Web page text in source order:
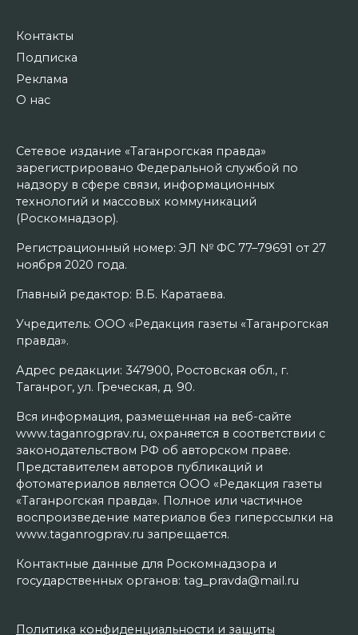
Контакты
Подписка
Реклама
О нас
Сетевое издание «Таганрогская правда»
зарегистрировано Федеральной службой по
надзору в сфере связи, информационных
технологий и массовых коммуникаций
(Роскомнадзор).
Регистрационный номер: ЭЛ № ФС 77–79691 от 27
ноября 2020 года.
Главный редактор: В.Б. Каратаева.
Учредитель: ООО «Редакция газеты «Таганрогская
правда».
Адрес редакции: 347900, Ростовская обл., г.
Таганрог, ул. Греческая, д. 90.
Вся информация, размещенная на веб-сайте
www.taganrogprav.ru, охраняется в соответствии с
законодательством РФ об авторском праве.
Представителем авторов публикаций и
фотоматериалов является ООО «Редакция газеты
«Таганрогская правда». Полное или частичное
воспроизведение материалов без гиперссылки на
www.taganrogprav.ru запрещается.
Контактные данные для Роскомнадзора и
государственных органов: tag_pravda@mail.ru
Политика конфиденциальности и защиты